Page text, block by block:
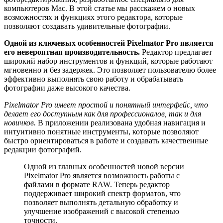
компьютеров Mac. В этой статье мы расскажем о новых
возможностях и функциях этого редактора, которые
позволяют создавать удивительные фотографии.
Одной из ключевых особенностей Pixelmator Pro является
его невероятная производительность. Редактор предлагает
широкий набор инструментов и функций, которые работают
мгновенно и без задержек. Это позволяет пользователю более
эффективно выполнять свою работу и обрабатывать
фотографии даже высокого качества.
Pixelmator Pro имеет простой и понятный интерфейс, что
делает его доступным как для профессионалов, так и для
новичков. В приложении реализована удобная навигация и
интуитивно понятные инструменты, которые позволяют
быстро ориентироваться в работе и создавать качественные
редакции фотографий.
Одной из главных особенностей новой версии
Pixelmator Pro является возможность работы с
файлами в формате RAW. Теперь редактор
поддерживает широкий спектр форматов, что
позволяет выполнять детальную обработку и
улучшение изображений с высокой степенью
точности.